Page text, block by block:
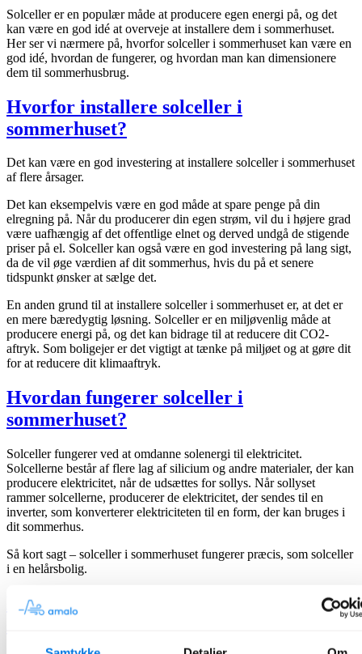
Solceller er en populær måde at producere egen energi på, og det
kan være en god idé at overveje at installere dem i sommerhuset.
Her ser vi nærmere på, hvorfor solceller i sommerhuset kan være en
god idé, hvordan de fungerer, og hvordan man kan dimensionere
dem til sommerhusbrug.
Hvorfor installere solceller i
sommerhuset?
Det kan være en god investering at installere solceller i sommerhuset
af flere årsager.
Det kan eksempelvis være en god måde at spare penge på din
elregning på. Når du producerer din egen strøm, vil du i højere grad
være uafhængig af det offentlige elnet og derved undgå de stigende
priser på el. Solceller kan også være en god investering på lang sigt,
da de vil øge værdien af dit sommerhus, hvis du på et senere
tidspunkt ønsker at sælge det.
En anden grund til at installere solceller i sommerhuset er, at det er
en mere bæredygtig løsning. Solceller er en miljøvenlig måde at
producere energi på, og det kan bidrage til at reducere dit CO2-
aftryk. Som boligejer er det vigtigt at tænke på miljøet og at gøre dit
for at reducere dit klimaaftryk.
Hvordan fungerer solceller i
sommerhuset?
Solceller fungerer ved at omdanne solenergi til elektricitet.
Solcellerne består af flere lag af silicium og andre materialer, der kan
producere elektricitet, når de udsættes for sollys. Når sollyset
rammer solcellerne, producerer de elektricitet, der sendes til en
inverter, som konverterer elektriciteten til en form, der kan bruges i
dit sommerhus.
Så kort sagt – solceller i sommerhuset fungerer præcis, som solceller
i en helårsbolig.
Dimensionering af solceller til